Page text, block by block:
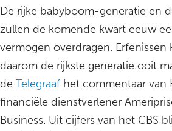
De rijke babyboom-generatie en
zullen de komende kwart eeuw
vermogen overdragen.
daarom de rijkste generatie ooit
de Telegraaf het commentaar van
financiële dienstverlener
Business. Uit cijfers van het CBS